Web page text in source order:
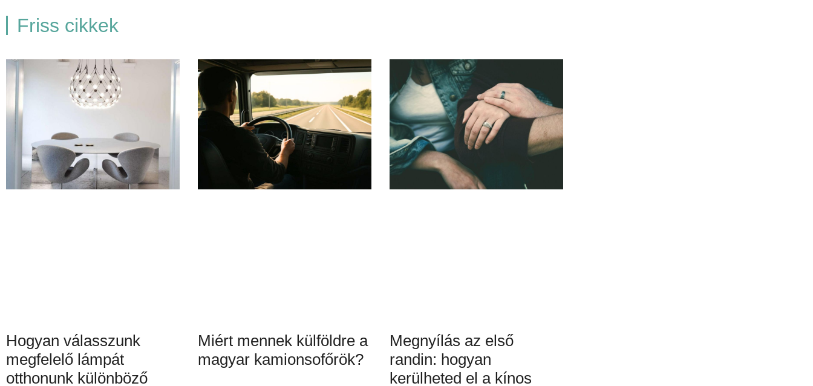
Friss cikkek
Hogyan válasszunk
megfelelő lámpát
otthonunk különböző
Miért mennek külföldre a
magyar kamionsofőrök?
Megnyílás az első
randin: hogyan
kerülheted el a kínos